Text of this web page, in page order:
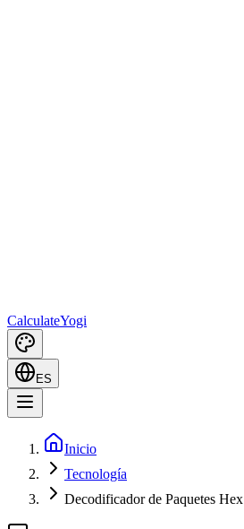
CalculateYogi
ES
Inicio
Tecnología
Decodificador de Paquetes Hex